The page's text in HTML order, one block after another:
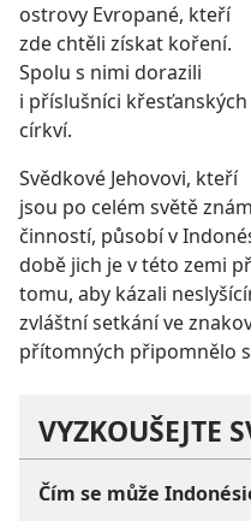
ostrovy Evropané, kteří
zde chtěli získat koření.
Spolu s nimi dorazili
i příslušníci křesťanských
církví.
Svědkové Jehovovi, kteří
jsou po celém světě
činností, působí v
době jich je v této zemi
tomu, aby kázali
zvláštní setkání ve
přítomných připomnělo
VYZKOUŠEJTE
Čím se může